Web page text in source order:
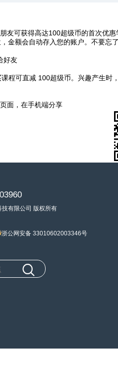
友可获得高达100超级币的首次优
金额会自动存入您的账户。不要忘
好友
程可直减 100超级币。兴趣产生时
面，在手机端分享
有限公司 版权所有
浙公网安备 33010602003346号